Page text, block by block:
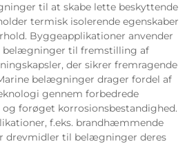
til at skabe lette beskyttende
termisk isolerende egenskaber
Byggeapplikationer anvender
belægninger til fremstilling af
der sikrer fremragende
belægninger drager fordel af
gennem forbedrede
forøget korrosionsbestandighed.
f.eks. brandhæmmende
drevmidler til belægninger deres